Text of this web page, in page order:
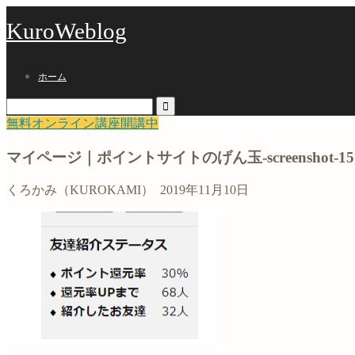
KuroWeblog
ホーム
無料オンライン講座開講中
マイページ｜ポイントサイトのげん玉-screenshot-
くろかみ（KUROKAMI） 2019年11月10日